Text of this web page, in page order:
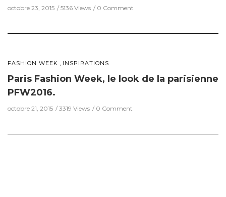
octobre 23, 2015 5136 Views 0 Comment
FASHION WEEK INSPIRATIONS
Paris Fashion Week, le look de la parisienne
PFW2016.
octobre 21, 2015 3319 Views 0 Comment